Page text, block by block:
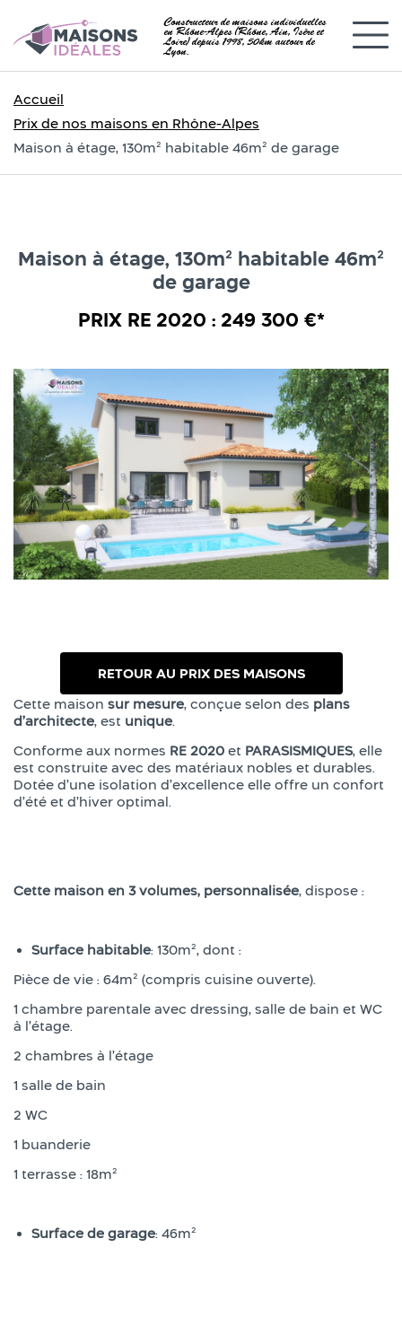
Constructeur de maisons individuelles
en Rhône-Alpes (Rhône, Ain, Isère et
Loire) depuis 1998, 50km autour de
Lyon.
Accueil
Prix de nos maisons en Rhône-Alpes
Maison à étage, 130m² habitable 46m² de garage
Maison à étage, 130m² habitable 46m²
de garage
PRIX RE 2020 : 249 300 €*
Cette maison sur mesure, conçue selon des plans
d’architecte, est unique.
Conforme aux normes RE 2020 et PARASISMIQUES, elle
est construite avec des matériaux nobles et durables.
Dotée d’une isolation d’excellence elle offre un confort
d’été et d’hiver optimal.
Cette maison en 3 volumes, personnalisée, dispose :
Surface habitable: 130m², dont :
Pièce de vie : 64m² (compris cuisine ouverte).
1 chambre parentale avec dressing, salle de bain et WC
à l’étage.
2 chambres à l’étage
1 salle de bain
2 WC
1 buanderie
1 terrasse : 18m²
Surface de garage: 46m²
RETOUR AU PRIX DES MAISONS